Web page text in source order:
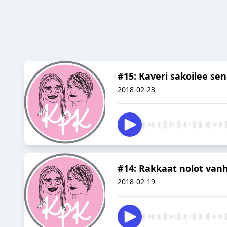
#15: Kaveri sakoilee
2018-02-23
#14: Rakkaat nolot
2018-02-19